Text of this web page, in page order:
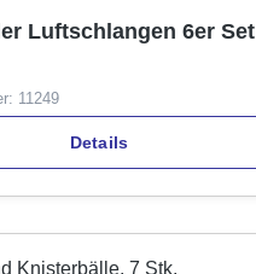
Luftschlangen 6er Set
11249
Details